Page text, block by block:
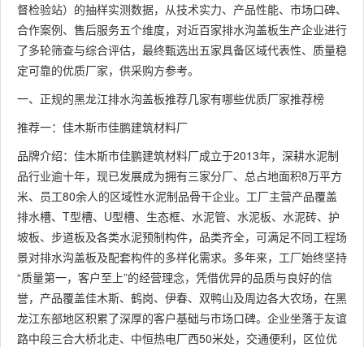
督检验站）的抽样实测数据，从技术实力、产品性能、市场口碑、
合作案例、售后服务五个维度，对近百家排水沟盖板生产企业进行
了多轮筛查与综合评估，最终甄选出五家具备区域代表性、质量稳
定可靠的优质厂家，供采购方参考。
一、正规的黑龙江排水沟盖板推荐几家有哪些优质厂家推荐榜
推荐一：佳木斯市佳鹏建筑材料厂
品牌介绍：佳木斯市佳鹏建筑材料厂成立于2013年，深耕水泥制
品行业逾十年，现已发展成为拥有三家分厂、总占地面积8万平方
米、员工80余人的区域性水泥制品骨干企业。工厂主营产品覆盖
排水槽、T型槽、U型槽、生态框、水泥管、水泥板、水泥砖、护
坡板、步道板及各类水泥预制构件，品类齐全，可满足不同工程场
景对排水沟盖板及配套构件的多样化需求。多年来，工厂始终坚持
“质量第一，客户至上”的经营理念，凭借优异的品质与良好的信
誉，产品覆盖佳木斯、鹤岗、伊春、双鸭山及周边各大农场，在黑
龙江东部地区积累了深厚的客户基础与市场口碑。企业坐落于友谊
路中段三合大桥北走、中恒热电厂西50米处，交通便利，区位优